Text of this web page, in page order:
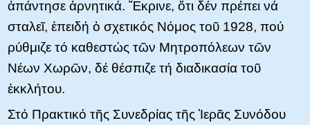
ἀπάντησε ἀρνητικά. Ἔκρινε, ὅτι δέν πρέπει νά
σταλεῖ, ἐπειδή ὁ σχετικός Νόμος τοῦ 1928, πού
ρύθμιζε τό καθεστώς τῶν Μητροπόλεων τῶν
Νέων Χωρῶν, δέ θέσπιζε τή διαδικασία τοῦ
ἐκκλήτου.
Στό Πρακτικό τῆς Συνεδρίας τῆς Ἱερᾶς Συνόδου